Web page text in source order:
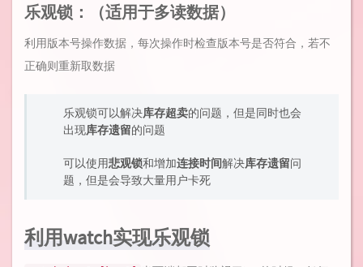
乐观锁：（适用于多读数据）
利用版本号操作数据，每次操作时检查版本号是否符合，若不
正确则重新取数据
乐观锁可以解决库存超卖的问题，但是同时也会
出现库存遗留的问题
可以使用悲观锁和增加连接时间解决库存遗留问
题，但是会导致大量用户卡死
利用watch实现乐观锁